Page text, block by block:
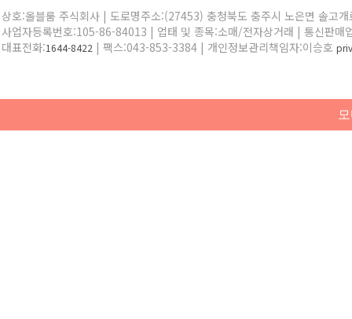
상호:올블룸 주식회사 | 도로명주소:(27453) 충청북도 충주시 노은면 솔고
사업자등록번호:105-86-84013 | 업태 및 종목:소매/전자상거래 | 통신판매
대표전화:1644-8422 | 팩스:043-853-3384 | 개인정보관리책임자:이승호